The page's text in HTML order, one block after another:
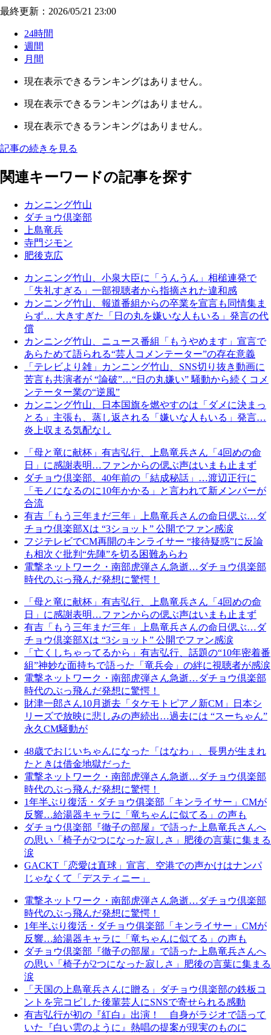
最終更新：2026/05/21 23:00
24時間
週間
月間
現在表示できるランキングはありません。
現在表示できるランキングはありません。
現在表示できるランキングはありません。
記事の続きを見る
関連キーワードの記事を探す
カンニング竹山
ダチョウ倶楽部
上島竜兵
寺門ジモン
肥後克広
カンニング竹山、小泉大臣に「うんうん」相槌連発で
「失礼すぎる」一部視聴者から指摘された違和感
カンニング竹山、報道番組からの卒業を宣言も同情集ま
らず… 大きすぎた「日の丸を嫌いな人もいる」発言の代
償
カンニング竹山、ニュース番組「もうやめます」宣言で
あらためて語られる“芸人コメンテーター”の存在意義
「テレビより雑」カンニング竹山、SNS切り抜き動画に
苦言も共演者が “論破”…“日の丸嫌い” 騒動から続くコメ
ンテーター業の“逆風”
カンニング竹山、日本国旗を燃やすのは「ダメに決まっ
とる」主張も、蒸し返される「嫌いな人もいる」発言…
炎上収まる気配なし
「母と竜に献杯」有吉弘行、上島竜兵さん「4回めの命
日」に感謝表明…ファンからの偲ぶ声はいまも止まず
ダチョウ倶楽部、40年前の「結成秘話」…渡辺正行に
「モノになるのに10年かかる」と言われて新メンバーが
合流
有吉「もう三年まだ三年」上島竜兵さんの命日偲ぶ…ダ
チョウ倶楽部Xは “3ショット” 公開でファン感涙
フジテレビでCM再開のキンライサー “接待疑惑”に反論
も相次ぐ批判“先陣”を切る困難あらわ
電撃ネットワーク・南部虎弾さん急逝…ダチョウ倶楽部
時代のぶっ飛んだ発想に驚愕！
「母と竜に献杯」有吉弘行、上島竜兵さん「4回めの命
日」に感謝表明…ファンからの偲ぶ声はいまも止まず
有吉「もう三年まだ三年」上島竜兵さんの命日偲ぶ…ダ
チョウ倶楽部Xは “3ショット” 公開でファン感涙
「亡くしちゃってるから」有吉弘行、話題の“10年密着番
組”神妙な面持ちで語った「竜兵会」の絆に視聴者が感涙
電撃ネットワーク・南部虎弾さん急逝…ダチョウ倶楽部
時代のぶっ飛んだ発想に驚愕！
財津一郎さん10月逝去「タケモトピアノ新CM」日本シ
リーズで放映に悲しみの声続出…過去には “スーちゃん”
永久CM騒動が
48歳でおじいちゃんになった「はなわ」、長男が生まれ
たときは借金地獄だった
電撃ネットワーク・南部虎弾さん急逝…ダチョウ倶楽部
時代のぶっ飛んだ発想に驚愕！
1年半ぶり復活・ダチョウ俱楽部「キンライサー」CMが
反響…給湯器キャラに「竜ちゃんに似てる」の声も
ダチョウ倶楽部『徹子の部屋』で語った上島竜兵さんへ
の思い「椅子が2つになった寂しさ」肥後の言葉に集まる
涙
GACKT「恋愛は直球」宣言、空港での声かけはナンパ
じゃなくて「デスティニー」
電撃ネットワーク・南部虎弾さん急逝…ダチョウ倶楽部
時代のぶっ飛んだ発想に驚愕！
1年半ぶり復活・ダチョウ俱楽部「キンライサー」CMが
反響…給湯器キャラに「竜ちゃんに似てる」の声も
ダチョウ倶楽部『徹子の部屋』で語った上島竜兵さんへ
の思い「椅子が2つになった寂しさ」肥後の言葉に集まる
涙
「天国の上島竜兵さんに贈る」ダチョウ倶楽部の鉄板コ
ントを完コピした後輩芸人にSNSで寄せられる感動
有吉弘行が初の『紅白』出演！ 自身がラジオで語って
いた『白い雲のように』熱唱の提案が現実のものに